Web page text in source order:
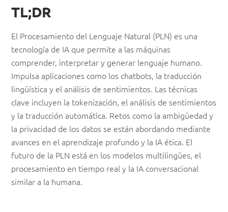
TL;DR
El Procesamiento del Lenguaje Natural (PLN) es una
tecnología de IA que permite a las máquinas
comprender, interpretar y generar lenguaje humano.
Impulsa aplicaciones como los chatbots, la traducción
lingüística y el análisis de sentimientos. Las técnicas
clave incluyen la tokenización, el análisis de sentimientos
y la traducción automática. Retos como la ambigüedad y
la privacidad de los datos se están abordando mediante
avances en el aprendizaje profundo y la IA ética. El
futuro de la PLN está en los modelos multilingües, el
procesamiento en tiempo real y la IA conversacional
similar a la humana.